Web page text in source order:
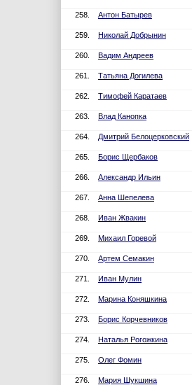
258. Антон Батырев
259. Николай Добрынин
260. Вадим Андреев
261. Татьяна Догилева
262. Тимофей Каратаев
263. Влад Канопка
264. Дмитрий Белоцерковский
265. Борис Щербаков
266. Александр Ильин
267. Анна Шепелева
268. Иван Жвакин
269. Михаил Горевой
270. Артем Семакин
271. Иван Мулин
272. Марина Коняшкина
273. Борис Корчевников
274. Наталья Рогожкина
275. Олег Фомин
276. Мария Шукшина